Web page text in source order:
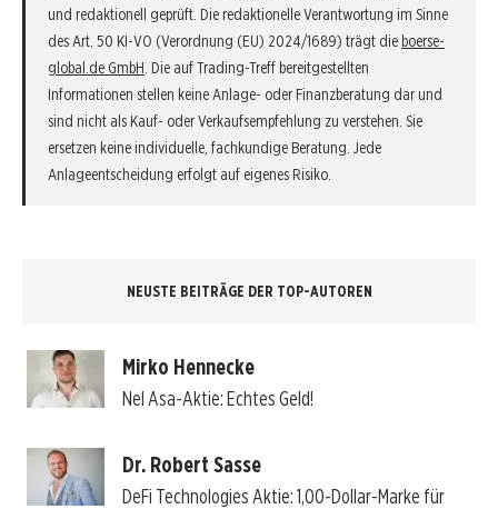
und redaktionell geprüft. Die redaktionelle Verantwortung im Sinne
des Art. 50 KI-VO (Verordnung (EU) 2024/1689) trägt die boerse-
global.de GmbH. Die auf Trading-Treff bereitgestellten
Informationen stellen keine Anlage- oder Finanzberatung dar und
sind nicht als Kauf- oder Verkaufsempfehlung zu verstehen. Sie
ersetzen keine individuelle, fachkundige Beratung. Jede
Anlageentscheidung erfolgt auf eigenes Risiko.
NEUSTE BEITRÄGE DER TOP-AUTOREN
Mirko Hennecke
Nel Asa-Aktie: Echtes Geld!
Dr. Robert Sasse
DeFi Technologies Aktie: 1,00-Dollar-Marke für